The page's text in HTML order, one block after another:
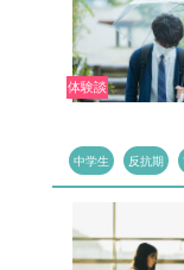
体験談
中学生 反抗期